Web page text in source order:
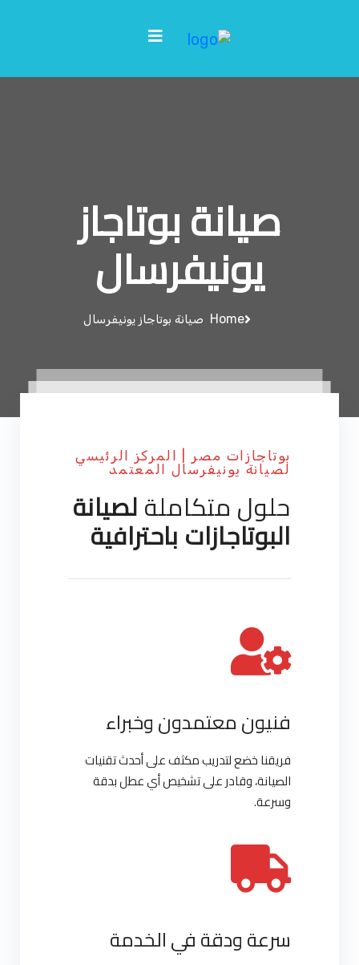
صيانة بوتاجاز
يونيفرسال
Home صيانة بوتاجاز يونيفرسال
بوتاجازات مصر | المركز الرئيسي
لصيانة يونيفرسال المعتمد
حلول متكاملةلصيانة
البوتاجازات باحترافية
فنيون معتمدون وخبراء
فريقنا خضع لتدريب مكثف على أحدث تقنيات
الصيانة، وقادر على تشخيص أي عطل بدقة
وسرعة.
سرعة ودقة في الخدمة